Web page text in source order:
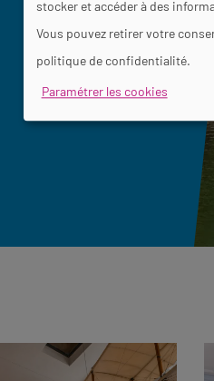
stocker et accéder à des
Vous pouvez retirer votre
politique de confidentialité.
Paramétrer les cookies